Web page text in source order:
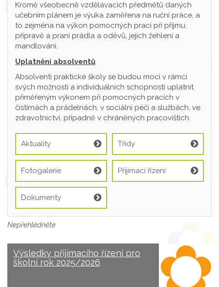
Kromě všeobecně vzdělávacích předmětů daných
učebním plánem je výuka zaměřena na ruční práce, a
to zejména na výkon pomocných prací při příjmu,
přípravě a praní prádla a oděvů, jejich žehlení a
mandlování.
Uplatnění absolventů
Absolventi praktické školy se budou moci v rámci
svých možností a individuálních schopností uplatnit
přiměřeným výkonem při pomocných pracích v
čistírnách a prádelnách, v sociální péči a službách, ve
zdravotnictví, případně v chráněných pracovištích.
Aktuality Třídy
Fotogalerie Přijímací řízení
Dokumenty
Nepřehlédněte
Výsledky přijímacího řízení pro
školní rok 2025/2026